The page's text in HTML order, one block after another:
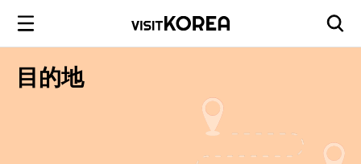
目的地